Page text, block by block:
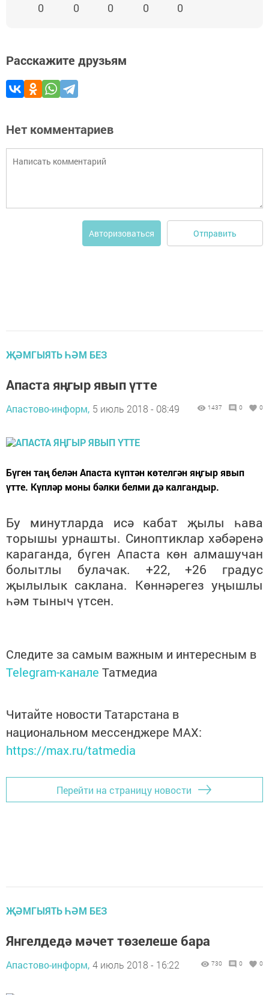
0 0 0 0 0
Расскажите друзьям
Нет комментариев
Авторизоваться Отправить
ҖӘМГЫЯТЬ ҺӘМ БЕЗ
Апаста яңгыр явып үтте
Апастово-информ, 5 июль 2018 - 08:49 1437 0 0
Бүген таң белән Апаста күптән көтелгән яңгыр явып
үтте. Күпләр моны бәлки белми дә калгандыр.
Бу минутларда исә кабат җылы һава
торышы урнашты. Синоптиклар хәбәренә
караганда, бүген Апаста көн алмашучан
болытлы булачак. +22, +26 градус
җылылык саклана. Көннәрегез уңышлы
һәм тыныч үтсен.
Следите за самым важным и интересным в
Telegram-канале Татмедиа
Читайте новости Татарстана в
национальном мессенджере MАХ:
https://max.ru/tatmedia
Перейти на страницу новости
ҖӘМГЫЯТЬ ҺӘМ БЕЗ
Янгелдедә мәчет төзелеше бара
Апастово-информ, 4 июль 2018 - 16:22 730 0 0